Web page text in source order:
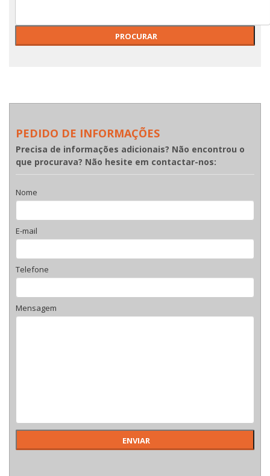
PEDIDO DE INFORMAÇÕES
Precisa de informações adicionais? Não encontrou o
que procurava? Não hesite em contactar-nos:
Nome
E-mail
Telefone
Mensagem